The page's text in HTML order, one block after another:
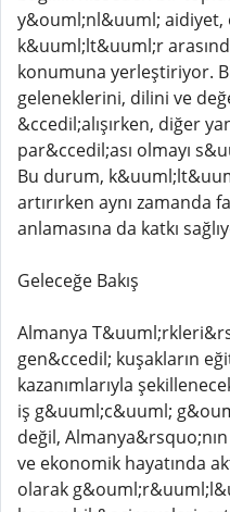
y&ouml;nl&uuml; aidiyet,
k&uuml;lt&uuml;r
konumuna yerleştiriyor.
geleneklerini, dilini ve
&ccedil;alışırken, diğer
par&ccedil;ası olmayı
Bu durum,
artırırken aynı zamanda
anlamasına da katkı
Geleceğe Bakış
Almanya
gen&ccedil; kuşakların
kazanımlarıyla
iş g&uuml;c&uuml;
değil,
ve ekonomik hayatında
olarak